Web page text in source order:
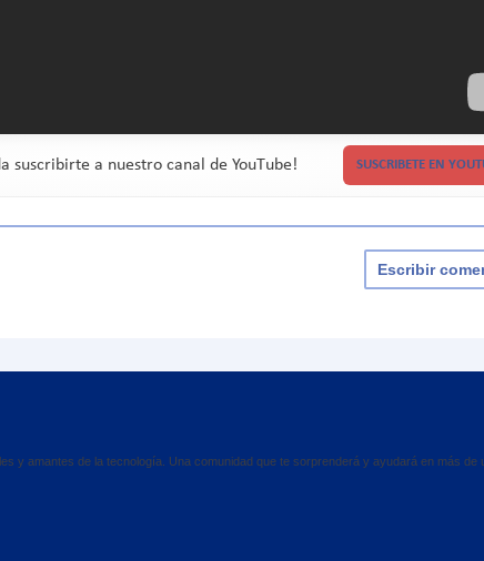
suscribirte a nuestro canal de YouTube! SUSCRIBETE EN
Escribir
y amantes de la tecnología. Una comunidad que te sorprenderá y ayudará en más de